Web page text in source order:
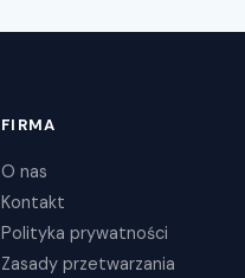
FIRMA
O nas
Kontakt
Polityka prywatności
Zasady przetwarzania